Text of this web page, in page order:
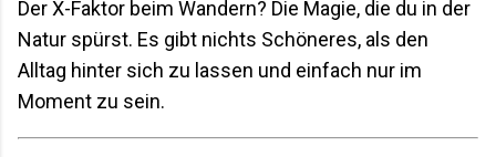
Der X-Faktor beim Wandern? Die Magie, die du in der
Natur spürst. Es gibt nichts Schöneres, als den
Alltag hinter sich zu lassen und einfach nur im
Moment zu sein.